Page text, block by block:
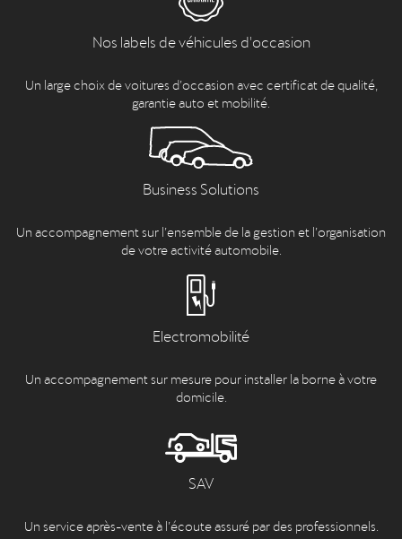
Nos labels de véhicules d'occasion
Un large choix de voitures d’occasion avec certificat de qualité,
garantie auto et mobilité.
Business Solutions
Un accompagnement sur l’ensemble de la gestion et l’organisation
de votre activité automobile.
Electromobilité
Un accompagnement sur mesure pour installer la borne à votre
domicile.
SAV
Un service après-vente à l’écoute assuré par des professionnels.